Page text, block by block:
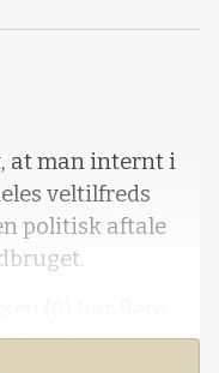
at man internt i
veltilfreds
politisk aftale
den grønne